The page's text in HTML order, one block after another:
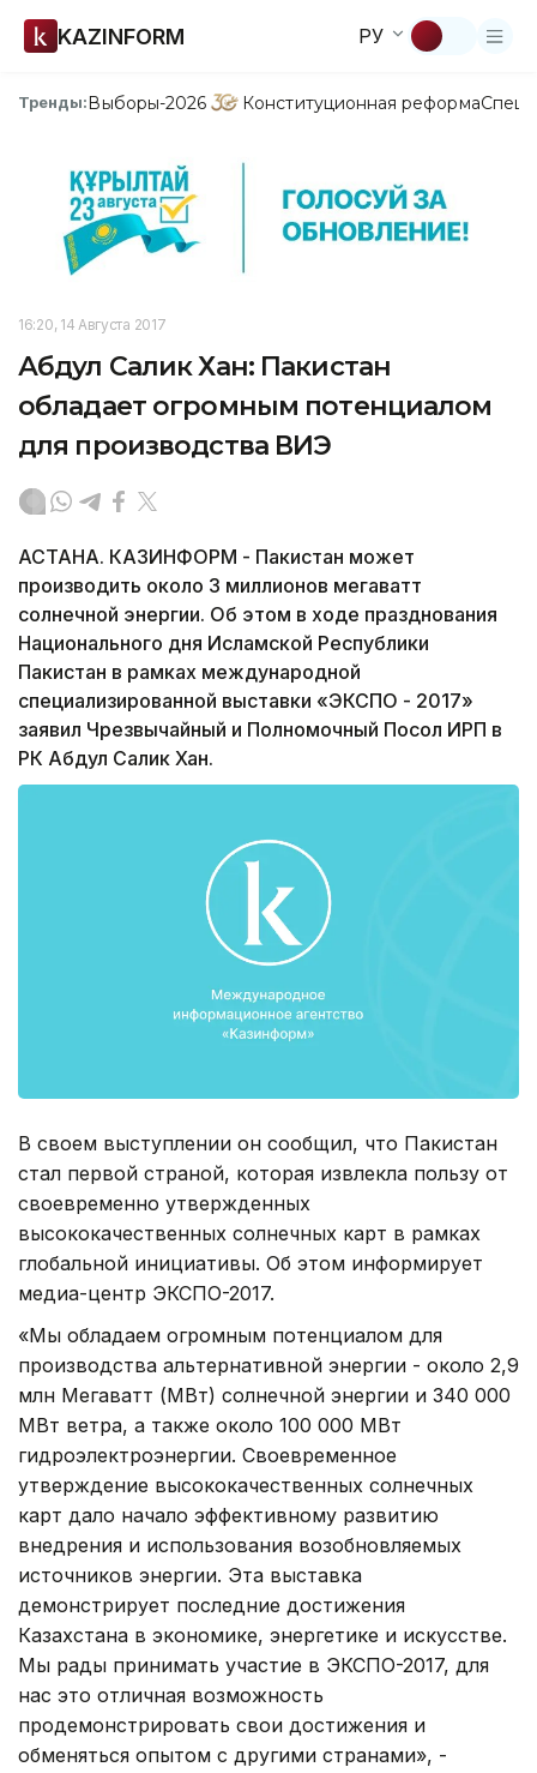
KAZINFORM РУ
Тренды:Выборы-2026 Конституционная реформа
16:20, 14 Августа 2017
Абдул Салик Хан: Пакистан
обладает огромным потенциалом
для производства ВИЭ
АСТАНА. КАЗИНФОРМ - Пакистан может
производить около 3 миллионов мегаватт
солнечной энергии. Об этом в ходе празднования
Национального дня Исламской Республики
Пакистан в рамках международной
специализированной выставки «ЭКСПО - 2017»
заявил Чрезвычайный и Полномочный Посол ИРП в
РК Абдул Салик Хан.
В своем выступлении он сообщил, что Пакистан
стал первой страной, которая извлекла пользу от
своевременно утвержденных
высококачественных солнечных карт в рамках
глобальной инициативы. Об этом информирует
медиа-центр ЭКСПО-2017.
«Мы обладаем огромным потенциалом для
производства альтернативной энергии - около 2,9
млн Мегаватт (МВт) солнечной энергии и З40 000
МВт ветра, а также около 100 000 МВт
гидроэлектроэнергии. Своевременное
утверждение высококачественных солнечных
карт дало начало эффективному развитию
внедрения и использования возобновляемых
источников энергии. Эта выставка
демонстрирует последние достижения
Казахстана в экономике, энергетике и искусстве.
Мы рады принимать участие в ЭКСПО-2017, для
нас это отличная возможность
продемонстрировать свои достижения и
обменяться опытом с другими странами», -